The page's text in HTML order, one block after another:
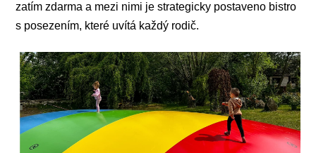
zatím zdarma a mezi nimi je strategicky postaveno bistro
s posezením, které uvítá každý rodič.